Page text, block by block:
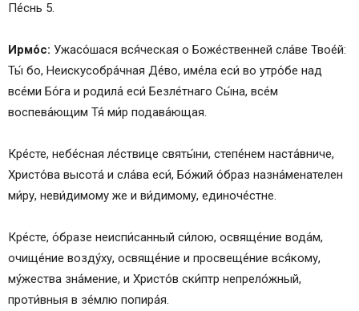
Пе́снь 5.
Ирмо́с: Ужасо́шася вся́ческая о Боже́ственней сла́ве Твое́й:
Ты́ бо, Неискусобра́чная Де́во, име́ла еси́ во утро́бе над
все́ми Бо́га и родила́ еси́ Безле́тнаго Сы́на, все́м
воспева́ющим Тя́ ми́р подава́ющая.
Кре́сте, небе́сная ле́ствице святы́ни, степе́нем наста́вниче,
Христо́ва высота́ и сла́ва еси́, Бо́жий о́браз назна́менателен
ми́ру, неви́димому же и ви́димому, единоче́стне.
Кре́сте, о́бразе неиспи́санный си́лою, освяще́ние вода́м,
очище́ние возду́ху, освяще́ние и просвеще́ние вся́кому,
му́жества зна́мение, и Христо́в ски́птр непрело́жный,
проти́вныя в зе́млю попира́я.